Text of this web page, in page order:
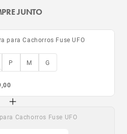
JUNTO
para Cachorros Fuse UFO
P M G
Cachorros Fuse UFO
para AirTag Jelly